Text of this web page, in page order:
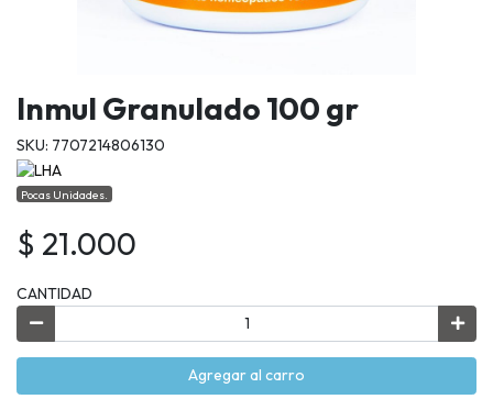
Inmul Granulado 100 gr
SKU: 7707214806130
Pocas Unidades.
$ 21.000
CANTIDAD
Agregar al carro